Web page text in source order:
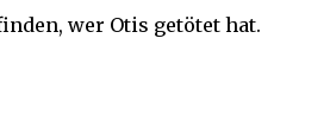
wer Otis getötet hat.